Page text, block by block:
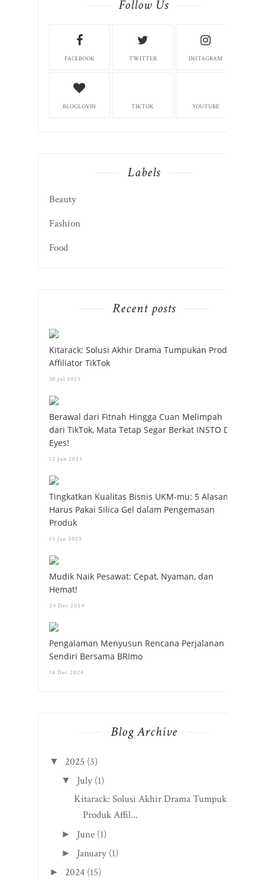
Follow Us
FACEBOOK TWITTER INSTAGRAM
BLOGLOVIN TIKTOK YOUTUBE
Labels
Beauty
Fashion
Food
Recent posts
Kitarack: Solusi Akhir Drama Tumpukan Produk
Affiliator TikTok
30 Jul 2025
Berawal dari Fitnah Hingga Cuan Melimpah
dari TikTok, Mata Tetap Segar Berkat INSTO Dry
Eyes!
12 Jun 2025
Tingkatkan Kualitas Bisnis UKM-mu: 5 Alasan
Harus Pakai Silica Gel dalam Pengemasan
Produk
15 Jan 2025
Mudik Naik Pesawat: Cepat, Nyaman, dan
Hemat!
24 Dec 2024
Pengalaman Menyusun Rencana Perjalanan
Sendiri Bersama BRImo
18 Dec 2024
Blog Archive
▼ 2025 (3)
▼ July (1)
Kitarack: Solusi Akhir Drama Tumpukan
Produk Affil...
► June (1)
► January (1)
► 2024 (15)